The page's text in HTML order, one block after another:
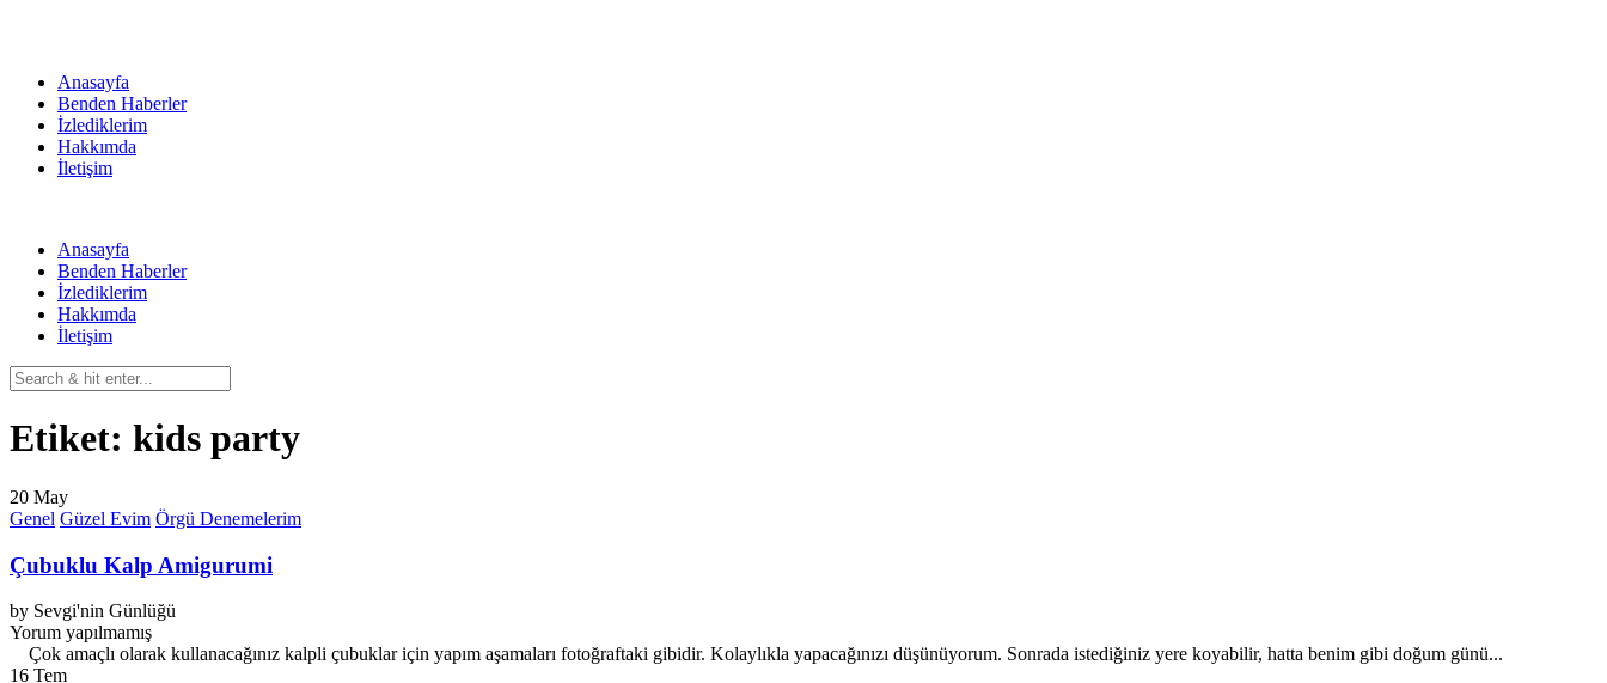
Anasayfa
Benden Haberler
İzlediklerim
Hakkımda
İletişim
Anasayfa
Benden Haberler
İzlediklerim
Hakkımda
İletişim
Etiket: kids party
20 May
Genel Güzel Evim Örgü Denemelerim
Çubuklu Kalp Amigurumi
by Sevgi'nin Günlüğü
Yorum yapılmamış
Çok amaçlı olarak kullanacağınız kalpli çubuklar için yapım aşamaları fotoğraftaki gibidir. Kolaylıkla yapacağınızı düşünüyorum. Sonrada istediğiniz yere koyabilir, hatta benim gibi doğum günü...
16 Tem